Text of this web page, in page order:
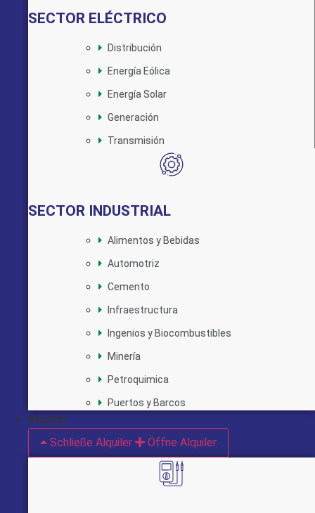
SECTOR ELÉCTRICO
Distribución
Energía Eólica
Energía Solar
Generación
Transmisión
SECTOR INDUSTRIAL
Alimentos y Bebidas
Automotriz
Cemento
Infraestructura
Ingenios y Biocombustibles
Minería
Petroquimica
Puertos y Barcos
Alquiler
Schließe Alquiler
Öffne Alquiler